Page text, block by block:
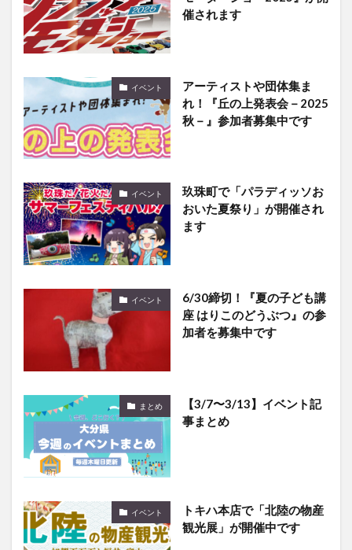
催されます
イベント
アーティストや団体集ま
れ！『丘の上発表会－2025
秋－』参加者募集中です
イベント
玖珠町で「パラディッソお
おいた夏祭り」が開催され
ます
イベント
6/30締切！『夏の子ども講
座 はりこのどうぶつ』の参
加者を募集中です
まとめ
【3/7〜3/13】イベント記
事まとめ
イベント
トキハ本店で「北陸の物産
観光展」が開催中です